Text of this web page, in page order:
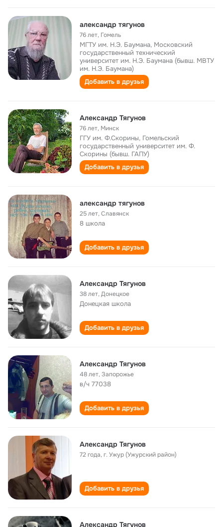
александр тягунов
76 лет, Гомель
МГТУ им. Н.Э. Баумана, Московский
государственный технический
университет им. Н.Э. Баумана (бывш. МВТУ
им. Н.Э. Баумана)
Добавить в друзья
Александр Тягунов
76 лет, Минск
ГГУ им. Ф.Скорины, Гомельский
государственный университет им. Ф.
Скорины (бывш. ГАПУ)
Добавить в друзья
александр тягунов
25 лет,Славянск
8 школа
Добавить в друзья
Александр Тягунов
38 лет,Донецкое
Донецкая школа
Добавить в друзья
Александр Тягунов
48 лет,Запорожье
в/ч 77038
Добавить в друзья
Александр Тягунов
72 года,г. Ужур (Ужурский район)
Добавить в друзья
Александр Тягунов